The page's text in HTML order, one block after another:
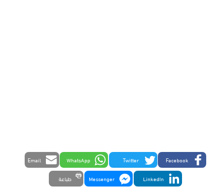
Facebook
Twitter
WhatsApp
Email
LinkedIn
Messenger طباعة